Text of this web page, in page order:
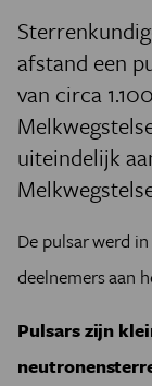
afstand een
van circa
uiteindelijk
De pulsar werd
deelnemers aan
Pulsars zijn